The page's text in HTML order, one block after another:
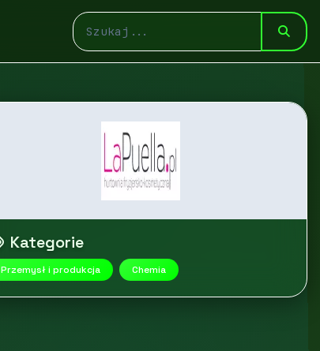
Kategorie
Przemysł i produkcja Chemia